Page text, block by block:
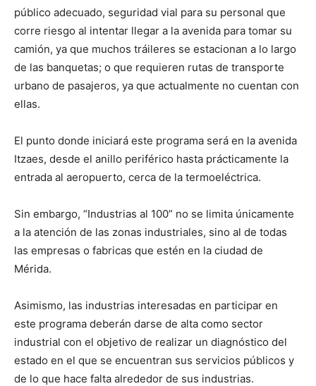
público adecuado, seguridad vial para su personal que
corre riesgo al intentar llegar a la avenida para tomar su
camión, ya que muchos tráileres se estacionan a lo largo
de las banquetas; o que requieren rutas de transporte
urbano de pasajeros, ya que actualmente no cuentan con
ellas.
El punto donde iniciará este programa será en la avenida
Itzaes, desde el anillo periférico hasta prácticamente la
entrada al aeropuerto, cerca de la termoeléctrica.
Sin embargo, “Industrias al 100” no se limita únicamente
a la atención de las zonas industriales, sino al de todas
las empresas o fabricas que estén en la ciudad de
Mérida.
Asimismo, las industrias interesadas en participar en
este programa deberán darse de alta como sector
industrial con el objetivo de realizar un diagnóstico del
estado en el que se encuentran sus servicios públicos y
de lo que hace falta alrededor de sus industrias.